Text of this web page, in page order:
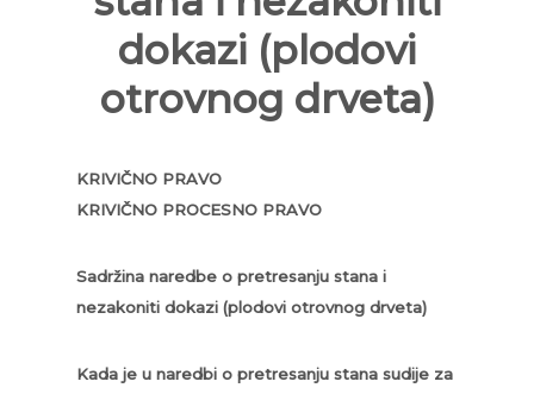
dokazi (plodovi
otrovnog drveta)
KRIVIČNO PRAVO
KRIVIČNO PROCESNO PRAVO
Sadržina naredbe o pretresanju stana i
nezakoniti dokazi (plodovi otrovnog drveta)
Kada je u naredbi o pretresanju stana sudije za